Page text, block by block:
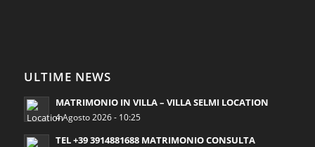
ULTIME NEWS
MATRIMONIO IN VILLA – VILLA SELMI LOCATION
4 Agosto 2026 - 10:25
TEL +39 3914881688 MATRIMONIO CONSULTA